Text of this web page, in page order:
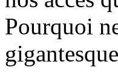
Pourquoi